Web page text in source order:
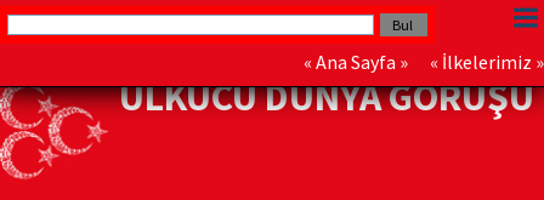
« Ana Sayfa » « İlkelerimiz »
ÜLKÜCÜ DÜNYA GÖRÜŞÜ